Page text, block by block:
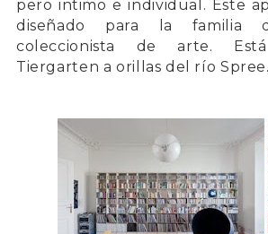
pero intimo e individual. Este
diseñado para la familia
coleccionista de arte.
Tiergarten a orillas del río Spree.